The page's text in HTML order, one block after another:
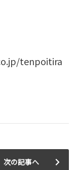
tenpoitira
次の記事へ